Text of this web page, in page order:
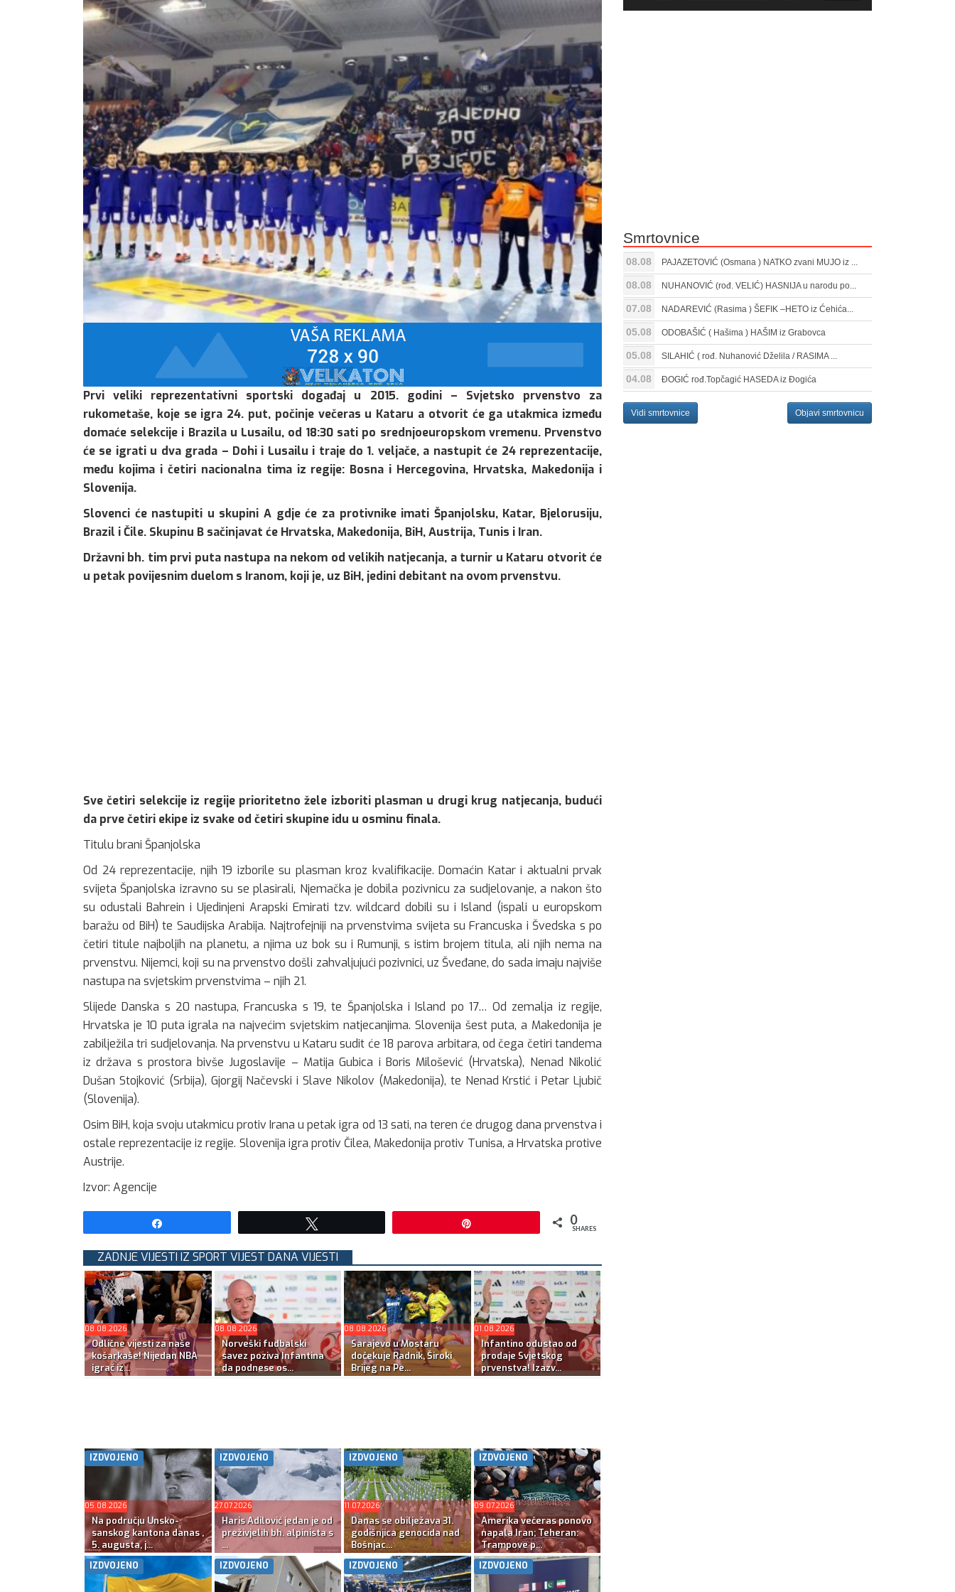
Prvi veliki reprezentativni sportski događaj u 2015. godini – Svjetsko prvenstvo za
rukometaše, koje se igra 24. put, počinje večeras u Kataru a otvorit će ga utakmica između
domaće selekcije i Brazila u Lusailu, od 18:30 sati po srednjoeuropskom vremenu. Prvenstvo
će se igrati u dva grada – Dohi i Lusailu i traje do 1. veljače, a nastupit će 24 reprezentacije,
među kojima i četiri nacionalna tima iz regije: Bosna i Hercegovina, Hrvatska, Makedonija i
Slovenija.
Slovenci će nastupiti u skupini A gdje će za protivnike imati Španjolsku, Katar, Bjelorusiju,
Brazil i Čile. Skupinu B sačinjavat će Hrvatska, Makedonija, BiH, Austrija, Tunis i Iran.
Državni bh. tim prvi puta nastupa na nekom od velikih natjecanja, a turnir u Kataru otvorit će
u petak povijesnim duelom s Iranom, koji je, uz BiH, jedini debitant na ovom prvenstvu.
Sve četiri selekcije iz regije prioritetno žele izboriti plasman u drugi krug natjecanja, budući
da prve četiri ekipe iz svake od četiri skupine idu u osminu finala.
Titulu brani Španjolska
Od 24 reprezentacije, njih 19 izborile su plasman kroz kvalifikacije. Domaćin Katar i aktualni prvak
svijeta Španjolska izravno su se plasirali, Njemačka je dobila pozivnicu za sudjelovanje, a nakon što
su odustali Bahrein i Ujedinjeni Arapski Emirati tzv. wildcard dobili su i Island (ispali u europskom
baražu od BiH) te Saudijska Arabija. Najtrofejniji na prvenstvima svijeta su Francuska i Švedska s po
četiri titule najboljih na planetu, a njima uz bok su i Rumunji, s istim brojem titula, ali njih nema na
prvenstvu. Nijemci, koji su na prvenstvo došli zahvaljujući pozivnici, uz Šveđane, do sada imaju najviše
nastupa na svjetskim prvenstvima – njih 21.
Slijede Danska s 20 nastupa, Francuska s 19, te Španjolska i Island po 17… Od zemalja iz regije,
Hrvatska je 10 puta igrala na najvećim svjetskim natjecanjima. Slovenija šest puta, a Makedonija je
zabilježila tri sudjelovanja. Na prvenstvu u Kataru sudit će 18 parova arbitara, od čega četiri tandema
iz država s prostora bivše Jugoslavije – Matija Gubica i Boris Milošević (Hrvatska), Nenad Nikolić
Dušan Stojković (Srbija), Gjorgij Načevski i Slave Nikolov (Makedonija), te Nenad Krstić i Petar Ljubič
(Slovenija).
Osim BiH, koja svoju utakmicu protiv Irana u petak igra od 13 sati, na teren će drugog dana prvenstva i
ostale reprezentacije iz regije. Slovenija igra protiv Čilea, Makedonija protiv Tunisa, a Hrvatska protive
Austrije.
Izvor: Agencije
0
SHARES
ZADNJE VIJESTI IZ SPORT VIJEST DANA VIJESTI
08.08.2026
Odlične vijesti za naše
košarkaše! Nijedan NBA
igrač iz...
08.08.2026
Norveški fudbalski
savez poziva Infantina
da podnese os...
08.08.2026
Sarajevo u Mostaru
dočekuje Radnik, Široki
Brijeg na Pe...
01.08.2026
Infantino odustao od
prodaje Svjetskog
prvenstva! Izazv...
IZDVOJENO
05.08.2026
Na području Unsko-
sanskog kantona danas ,
5. augusta, j...
IZDVOJENO
27.07.2026
Haris Adilović jedan je od
preživjelih bh. alpinista s
...
IZDVOJENO
11.07.2026
Danas se obilježava 31.
godišnjica genocida nad
Bošnjac...
IZDVOJENO
09.07.2026
Amerika večeras ponovo
napala Iran; Teheran:
Trampove p...
IZDVOJENO IZDVOJENO IZDVOJENO IZDVOJENO
Gore/Dole
Smrtovnice
08.08 PAJAZETOVIĆ (Osmana ) NATKO zvani MUJO iz ...
08.08 NUHANOVIĆ (rođ. VELIĆ) HASNIJA u narodu po...
07.08 NADAREVIĆ (Rasima ) ŠEFIK –HETO iz Ćehića...
05.08 ODOBAŠIĆ ( Hašima ) HAŠIM iz Grabovca
05.08 SILAHIĆ ( rođ. Nuhanović Dželila / RASIMA ...
04.08 ĐOGIĆ rođ.Topčagić HASEDA iz Đogića
Vidi smrtovnice Objavi smrtovnicu